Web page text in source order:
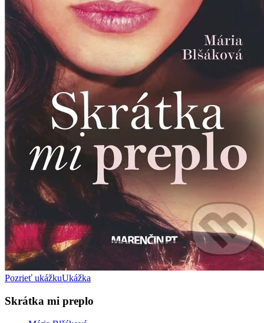
Pozrieť ukážkuUkážka
Skrátka mi preplo